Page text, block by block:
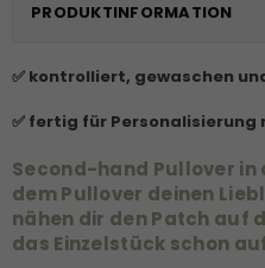
PRODUKTINFORMATION
✅ kontrolliert, gewaschen
✅ fertig für Personalisierung
Second-hand Pullover
dem Pullover deinen
nähen dir den Patch auf
das Einzelstück schon